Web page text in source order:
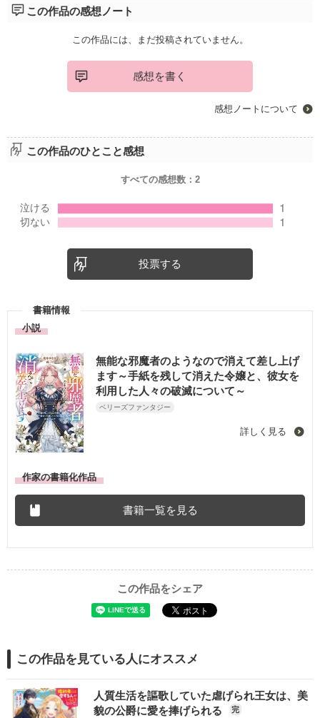
この作品の感想ノート
この作品には、まだ投稿されていません。
感想を書く
感想ノートについて
この作品のひとこと感想
すべての感想数： 2
投票する
書籍情報
小説
無能な邪魔者のようなので消えて差し上げ
ます～手紙を残して消えた令嬢と、彼女を
利用した人々の破滅について～
ベリーズファンタジー
詳しく見る
作家の書籍化作品
書籍一覧を見る
この作品をシェア
この作品を見ている人にオススメ
人質生活を謳歌していた虐げられ王女は、美
貌の公爵に愛を捧げられる
完